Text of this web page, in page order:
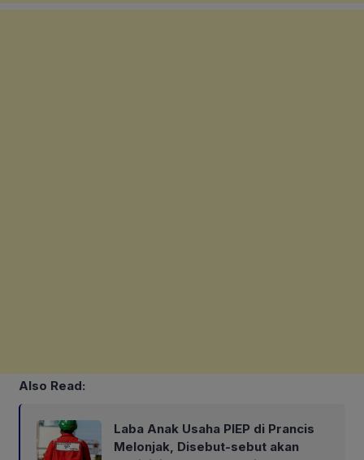
Also Read:
Laba Anak Usaha PIEP di Prancis
Melonjak, Disebut-sebut akan